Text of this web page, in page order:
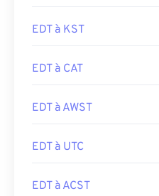
EDT à KST
EDT à CAT
EDT à AWST
EDT à UTC
EDT à ACST